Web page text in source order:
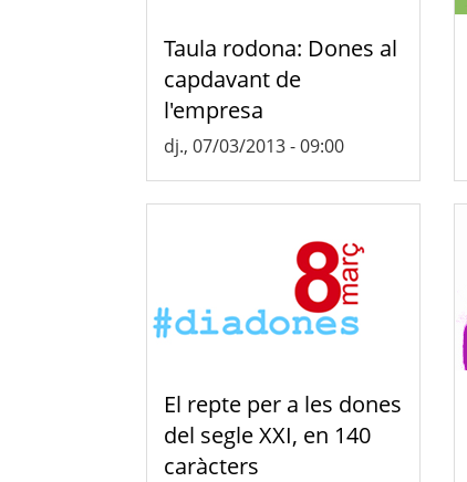
Taula rodona: Dones al
capdavant de
l'empresa
dj., 07/03/2013 - 09:00
El repte per a les dones
del segle XXI, en 140
caràcters